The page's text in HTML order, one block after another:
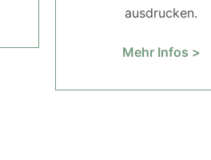
ausdrucken.
Mehr Infos >